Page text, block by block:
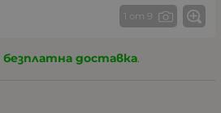
1 от 9
безплатна доставка.